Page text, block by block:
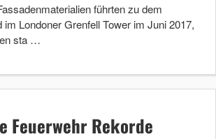
führten zu dem
Londoner Grenfell Tower im Juni 2017,
sta …
Feuerwehr Rekorde